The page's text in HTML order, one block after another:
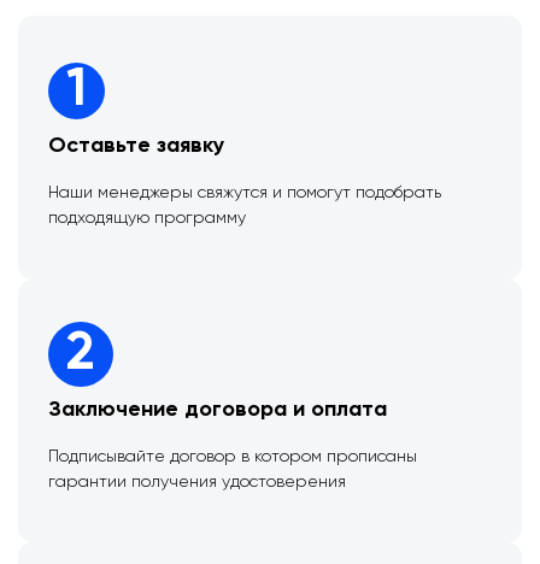
1
Оставьте заявку
Наши менеджеры свяжутся и помогут подобрать
подходящую программу
2
Заключение договора и оплата
Подписывайте договор в котором прописаны
гарантии получения удостоверения